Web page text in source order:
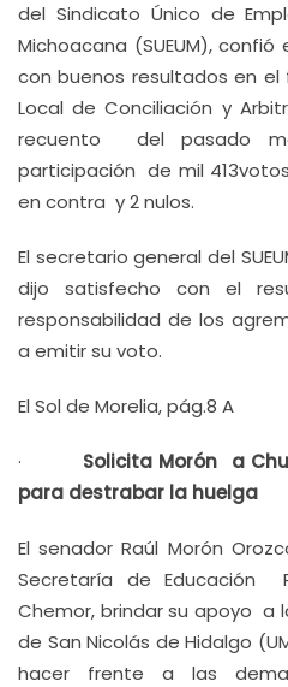
del Sindicato Único de
Michoacana (SUEUM),
con buenos resultados en
Local de Conciliación y
recuento del pasado
participación de mil
en contra y 2 nulos.
El secretario general del
dijo satisfecho con el
responsabilidad de los
a emitir su voto.
El Sol de Morelia, pág.8 A
· Solicita Morón a
para destrabar la huelga
El senador Raúl Morón
Secretaría de Educación
Chemor, brindar su apoyo a
de San Nicolás de Hidalgo
hacer frente a las